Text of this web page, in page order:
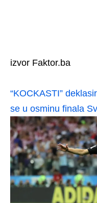
izvor Faktor.ba
“KOCKASTI”
se u osminu finala